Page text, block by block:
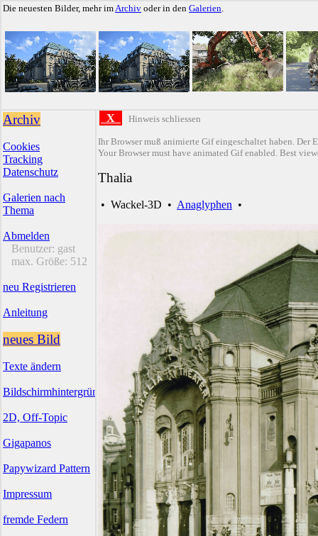
Die neuesten Bilder, mehr imArchiv oder in den Galerien.
Archiv
Cookies
Tracking
Datenschutz
Galerien nach
Thema
Abmelden
Benutzer: gast
max. Größe: 512
neu Registrieren
Anleitung
neues Bild
Texte ändern
Bildschirmhintergründe
2D, Off-Topic
Gigapanos
Papywizard Pattern
Impressum
fremde Federn
X Hinweis schliessen
Ihr Browser muß animierte Gif eingeschaltet haben. Der
Your Browser must have animated Gif enabled. Best
Thalia
• Wackel-3D • Anaglyphen •